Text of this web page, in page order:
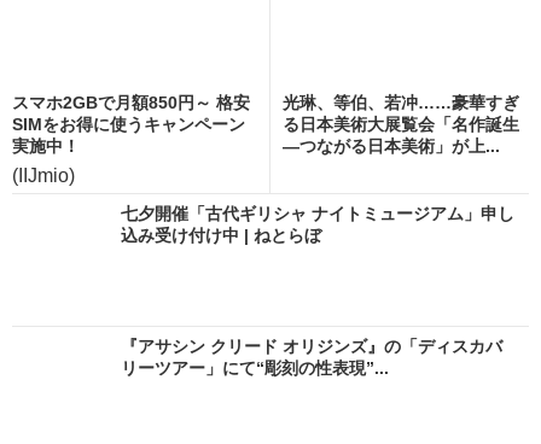
スマホ2GBで月額850円～ 格安
SIMをお得に使うキャンペーン
実施中！
(IIJmio)
光琳、等伯、若冲……豪華すぎ
る日本美術大展覧会「名作誕生
―つながる日本美術」が上...
七夕開催「古代ギリシャ ナイトミュージアム」申し
込み受け付け中 | ねとらぼ
『アサシン クリード オリジンズ』の「ディスカバ
リーツアー」にて“彫刻の性表現”...